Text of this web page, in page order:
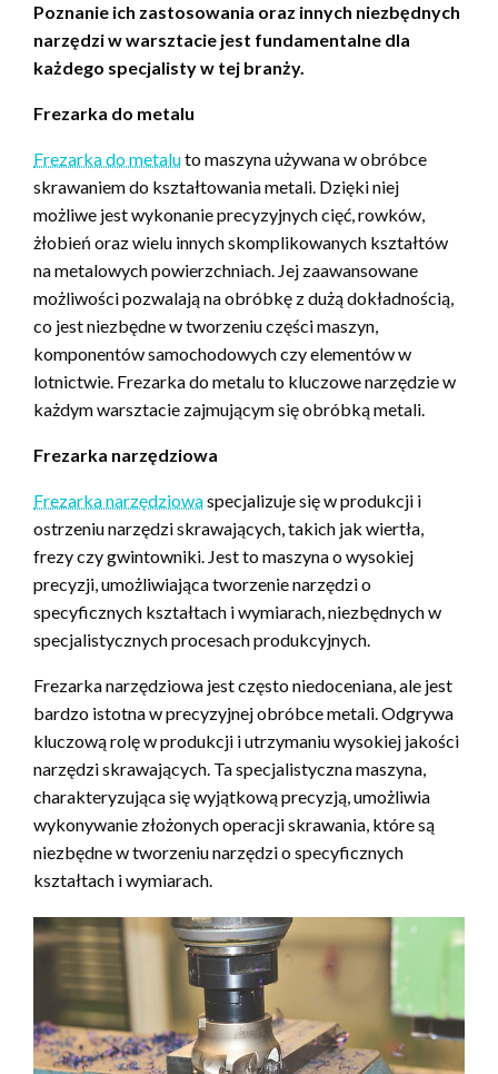
Poznanie ich zastosowania oraz innych niezbędnych
narzędzi w warsztacie jest fundamentalne dla
każdego specjalisty w tej branży.
Frezarka do metalu
Frezarka do metaluto maszyna używana w obróbce
skrawaniem do kształtowania metali. Dzięki niej
możliwe jest wykonanie precyzyjnych cięć, rowków,
żłobień oraz wielu innych skomplikowanych kształtów
na metalowych powierzchniach. Jej zaawansowane
możliwości pozwalają na obróbkę z dużą dokładnością,
co jest niezbędne w tworzeniu części maszyn,
komponentów samochodowych czy elementów w
lotnictwie. Frezarka do metalu to kluczowe narzędzie w
każdym warsztacie zajmującym się obróbką metali.
Frezarka narzędziowa
Frezarka narzędziowaspecjalizuje się w produkcji i
ostrzeniu narzędzi skrawających, takich jak wiertła,
frezy czy gwintowniki. Jest to maszyna o wysokiej
precyzji, umożliwiająca tworzenie narzędzi o
specyficznych kształtach i wymiarach, niezbędnych w
specjalistycznych procesach produkcyjnych.
Frezarka narzędziowa jest często niedoceniana, ale jest
bardzo istotna w precyzyjnej obróbce metali. Odgrywa
kluczową rolę w produkcji i utrzymaniu wysokiej jakości
narzędzi skrawających. Ta specjalistyczna maszyna,
charakteryzująca się wyjątkową precyzją, umożliwia
wykonywanie złożonych operacji skrawania, które są
niezbędne w tworzeniu narzędzi o specyficznych
kształtach i wymiarach.